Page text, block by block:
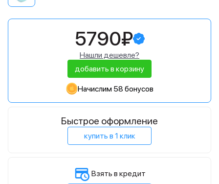
5790₽
Нашли дешевле?
добавить в корзину
Начислим 58 бонусов
Быстрое оформление
купить в 1 клик
Взять в кредит